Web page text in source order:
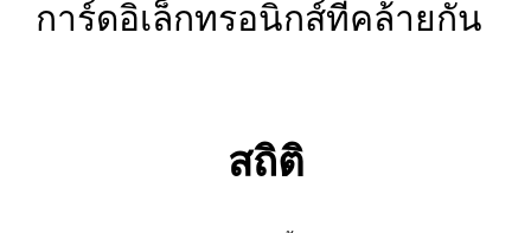
การ์ดอิเล็กทรอนิกส์ที่คล้ายกัน
สถิติ